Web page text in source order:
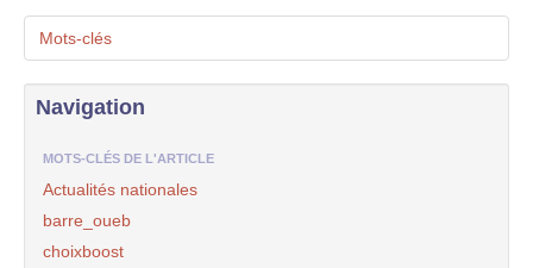
Mots-clés
Navigation
MOTS-CLÉS DE L'ARTICLE
Actualités nationales
barre_oueb
choixboost